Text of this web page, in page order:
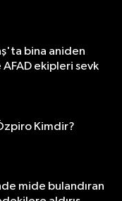
bina aniden
ekipleri sevk
Kimdir?
mide bulandıran